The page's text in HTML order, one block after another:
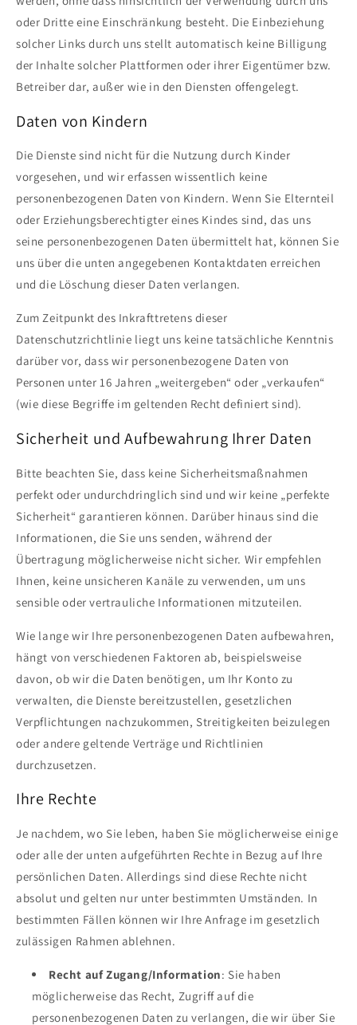
oder Dritte eine Einschränkung besteht. Die Einbeziehung
solcher Links durch uns stellt automatisch keine Billigung
der Inhalte solcher Plattformen oder ihrer Eigentümer bzw.
Betreiber dar, außer wie in den Diensten offengelegt.
Daten von Kindern
Die Dienste sind nicht für die Nutzung durch Kinder
vorgesehen, und wir erfassen wissentlich keine
personenbezogenen Daten von Kindern. Wenn Sie Elternteil
oder Erziehungsberechtigter eines Kindes sind, das uns
seine personenbezogenen Daten übermittelt hat, können Sie
uns über die unten angegebenen Kontaktdaten erreichen
und die Löschung dieser Daten verlangen.
Zum Zeitpunkt des Inkrafttretens dieser
Datenschutzrichtlinie liegt uns keine tatsächliche Kenntnis
darüber vor, dass wir personenbezogene Daten von
Personen unter 16 Jahren „weitergeben“ oder „verkaufen“
(wie diese Begriffe im geltenden Recht definiert sind).
Sicherheit und Aufbewahrung Ihrer Daten
Bitte beachten Sie, dass keine Sicherheitsmaßnahmen
perfekt oder undurchdringlich sind und wir keine „perfekte
Sicherheit“ garantieren können. Darüber hinaus sind die
Informationen, die Sie uns senden, während der
Übertragung möglicherweise nicht sicher. Wir empfehlen
Ihnen, keine unsicheren Kanäle zu verwenden, um uns
sensible oder vertrauliche Informationen mitzuteilen.
Wie lange wir Ihre personenbezogenen Daten aufbewahren,
hängt von verschiedenen Faktoren ab, beispielsweise
davon, ob wir die Daten benötigen, um Ihr Konto zu
verwalten, die Dienste bereitzustellen, gesetzlichen
Verpflichtungen nachzukommen, Streitigkeiten beizulegen
oder andere geltende Verträge und Richtlinien
durchzusetzen.
Ihre Rechte
Je nachdem, wo Sie leben, haben Sie möglicherweise einige
oder alle der unten aufgeführten Rechte in Bezug auf Ihre
persönlichen Daten. Allerdings sind diese Rechte nicht
absolut und gelten nur unter bestimmten Umständen. In
bestimmten Fällen können wir Ihre Anfrage im gesetzlich
zulässigen Rahmen ablehnen.
Recht auf Zugang/Information: Sie haben
möglicherweise das Recht, Zugriff auf die
personenbezogenen Daten zu verlangen, die wir über Sie